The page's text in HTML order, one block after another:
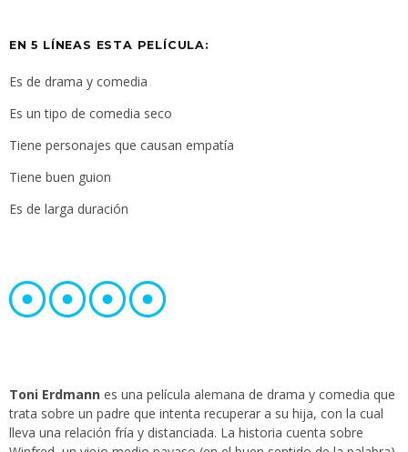
EN 5 LÍNEAS ESTA PELÍCULA:
Es de drama y comedia
Es un tipo de comedia seco
Tiene personajes que causan empatía
Tiene buen guion
Es de larga duración
Toni Erdmann es una película alemana de drama y comedia que
trata sobre un padre que intenta recuperar a su hija, con la cual
lleva una relación fría y distanciada. La historia cuenta sobre